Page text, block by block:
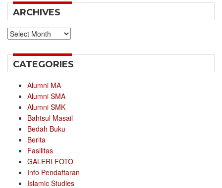
ARCHIVES
Archives
CATEGORIES
Alumni MA
Alumni SMA
Alumni SMK
Bahtsul Masail
Bedah Buku
Berita
Fasilitas
GALERI FOTO
Info Pendaftaran
Islamic Studies